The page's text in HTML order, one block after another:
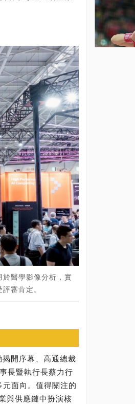
醫學影像分析，實
審肯定。
開序幕、高通總裁
長暨執行長蔡力行
面向。值得關注的
與供應鏈中扮演核